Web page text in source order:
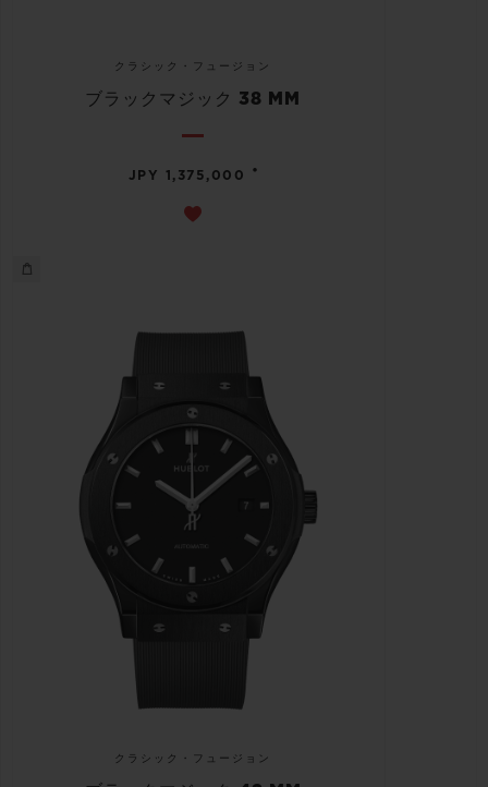
クラシック・フュージョン
ブラックマジック 38 MM
JPY 1,375,000 •
クラシック・フュージョン